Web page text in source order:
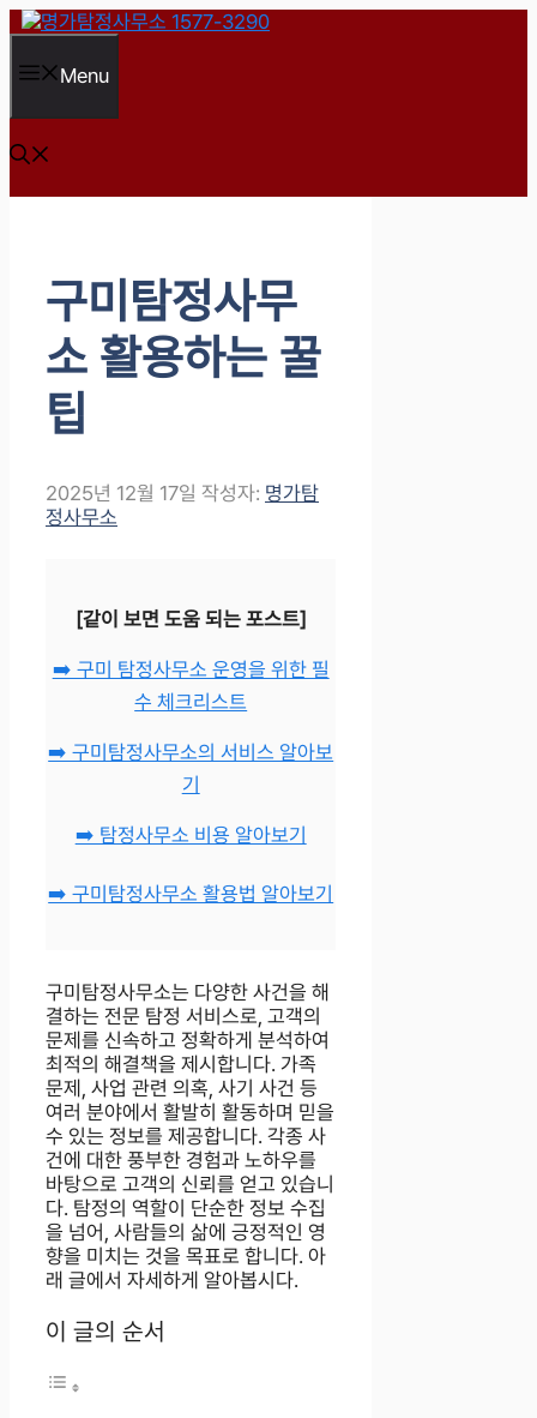
컨
츠
건
너
뛰
Menu
구미탐정사무
소 활용하는 꿀
팁
2025년 12월 17일 작성자: 명가탐
정사무소
[같이 보면 도움 되는 포스트]
➡️ 구미 탐정사무소 운영을 위한 필
수 체크리스트
➡️ 구미탐정사무소의 서비스 알아보
기
➡️ 탐정사무소 비용 알아보기
➡️ 구미탐정사무소 활용법 알아보기
구미탐정사무소는 다양한 사건을 해
결하는 전문 탐정 서비스로, 고객의
문제를 신속하고 정확하게 분석하여
최적의 해결책을 제시합니다. 가족
문제, 사업 관련 의혹, 사기 사건 등
여러 분야에서 활발히 활동하며 믿을
수 있는 정보를 제공합니다. 각종 사
건에 대한 풍부한 경험과 노하우를
바탕으로 고객의 신뢰를 얻고 있습니
다. 탐정의 역할이 단순한 정보 수집
을 넘어, 사람들의 삶에 긍정적인 영
향을 미치는 것을 목표로 합니다. 아
래 글에서 자세하게 알아봅시다.
이 글의 순서